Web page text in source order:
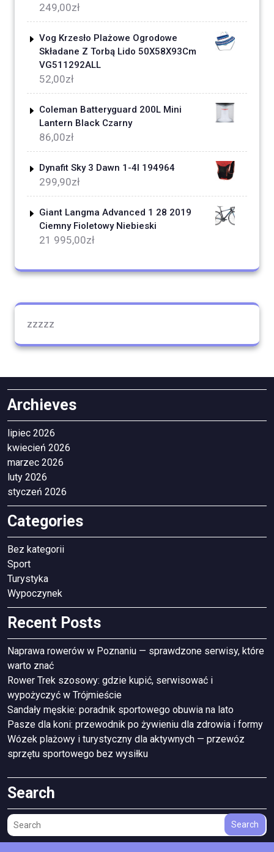
249,00zł
Vog Krzesło Plażowe Ogrodowe
Składane Z Torbą Lido 50X58X93Cm
VG511292ALL
52,00zł
Coleman Batteryguard 200L Mini
Lantern Black Czarny
86,00zł
Dynafit Sky 3 Dawn 1-4l 194964
299,90zł
Giant Langma Advanced 1 28 2019
Ciemny Fioletowy Niebieski
21 995,00zł
zzzzz
Archieves
lipiec 2026
kwiecień 2026
marzec 2026
luty 2026
styczeń 2026
Categories
Bez kategorii
Sport
Turystyka
Wypoczynek
Recent Posts
Naprawa rowerów w Poznaniu — sprawdzone serwisy, które
warto znać
Rower Trek szosowy: gdzie kupić, serwisować i
wypożyczyć w Trójmieście
Sandały męskie: poradnik sportowego obuwia na lato
Pasze dla koni: przewodnik po żywieniu dla zdrowia i formy
Wózek plażowy i turystyczny dla aktywnych — przewóz
sprzętu sportowego bez wysiłku
Search
Search